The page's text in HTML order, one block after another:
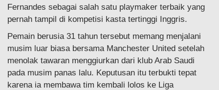
Fernandes sebagai salah satu playmaker terbaik yang
pernah tampil di kompetisi kasta tertinggi Inggris.
Pemain berusia 31 tahun tersebut memang menjalani
musim luar biasa bersama Manchester United setelah
menolak tawaran menggiurkan dari klub Arab Saudi
pada musim panas lalu. Keputusan itu terbukti tepat
karena ia membawa tim kembali lolos ke Liga